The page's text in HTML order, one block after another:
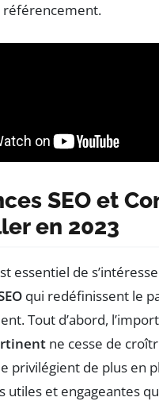
SEO et
en 2023
essentiel de
qui redéfinissent le
Tout d’abord,
ne cesse de
privilégient de plus en
utiles et engageantes